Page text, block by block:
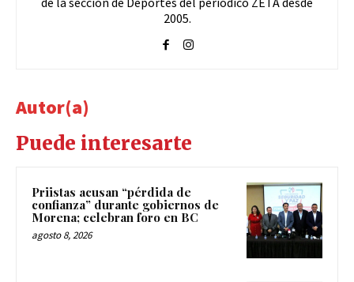
2005.
Autor(a)
Puede interesarte
Priistas acusan “pérdida de
confianza” durante gobiernos de
Morena; celebran foro en BC
agosto 8, 2026